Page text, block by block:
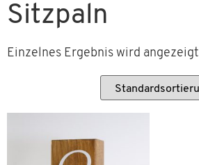
Sitzpaln
Einzelnes Ergebnis wird angezeigt